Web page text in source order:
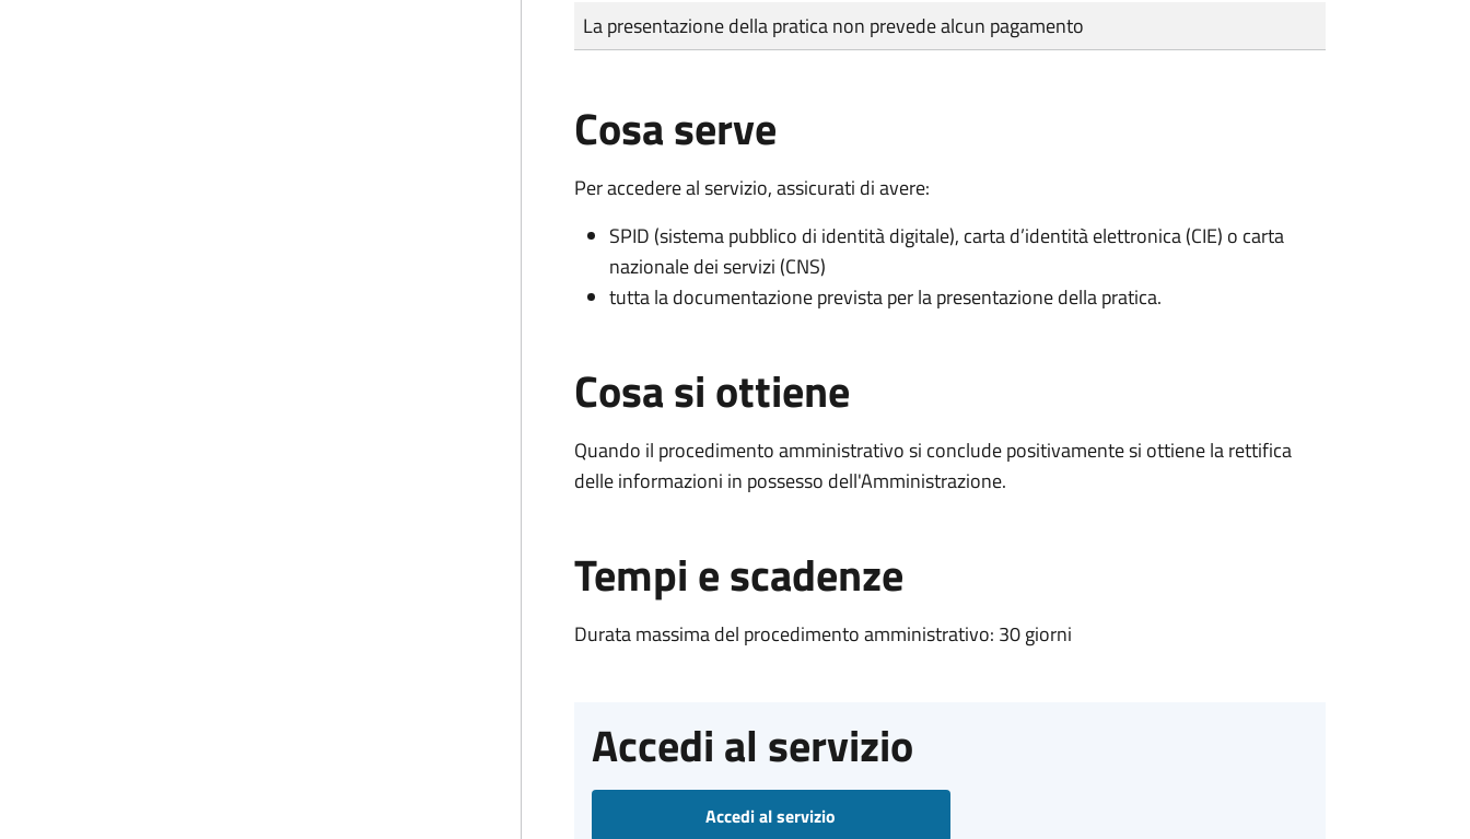
Tipo di pagamento
Importo
La presentazione della pratica non prevede alcun pagamento
Cosa serve
Per accedere al servizio, assicurati di avere:
SPID (sistema pubblico di identità digitale), carta d’identità elettronica (CIE) o carta
nazionale dei servizi (CNS)
tutta la documentazione prevista per la presentazione della pratica.
Cosa si ottiene
Quando il procedimento amministrativo si conclude positivamente si ottiene la rettifica
delle informazioni in possesso dell'Amministrazione.
Tempi e scadenze
Durata massima del procedimento amministrativo: 30 giorni
Accedi al servizio
Accedi al servizio